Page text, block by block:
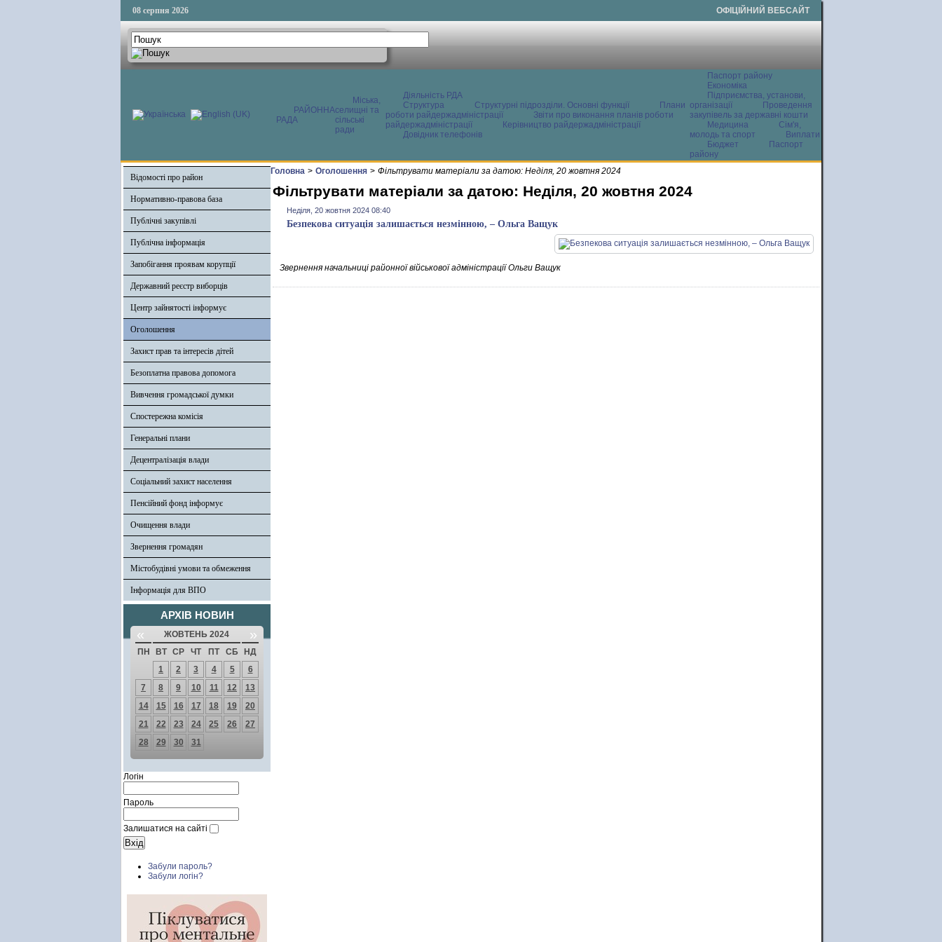
08 серпня 2026 ОФІЦІЙНИЙ ВЕБСАЙТ
РАЙОННА
РАДА
Міська,
селищні та
сільські
ради
Діяльність РДА
Структура
Структурні підрозділи. Основні функції
Плани
роботи райдержадміністрації
Звіти про виконання планів роботи
райдержадміністрації
Керівництво райдержадміністрації
Довідник телефонів
Паспорт району
Економіка
Підприємства, установи,
організації
Проведення
закупівель за державні кошти
Медицина
Сім'я,
молодь та спорт
Виплати
Бюджет
Паспорт
району
Відомості про район
Нормативно-правова база
Публічні закупівлі
Публічна інформація
Запобігання проявам корупції
Державний реєстр виборців
Центр зайнятості інформує
Оголошення
Захист прав та інтересів дітей
Безоплатна правова допомога
Вивчення громадської думки
Спостережна комісія
Генеральні плани
Децентралізація влади
Соціальний захист населення
Пенсійний фонд інформує
Очищення влади
Звернення громадян
Містобудівні умови та обмеження
Інформація для ВПО
АРХІВ НОВИН
« ЖОВТЕНЬ 2024 »
ПН ВТ СР ЧТ ПТ СБ
НД
1
2 3 4 5
6
7
8 9 10 11 12
13
14
15 16 17 18 19
20
21
22 23 24 25 26
27
28
29 30 31
Логін
Пароль
Залишатися на сайті
Забули пароль?
Забули логін?
Головна > Оголошення > Фільтрувати матеріали за датою: Неділя, 20 жовтня 2024
Фільтрувати матеріали за датою: Неділя, 20 жовтня 2024
Неділя, 20 жовтня 2024 08:40
Безпекова ситуація залишається незмінною, – Ольга Ващук
Звернення начальниці районної військової адміністрації Ольги Ващук